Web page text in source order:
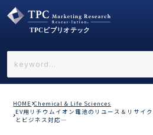
←戻る
HOME Chemical & Life Sciences
EV用リチウムイオン電池のリユース＆リサイ
とビジネス対応―